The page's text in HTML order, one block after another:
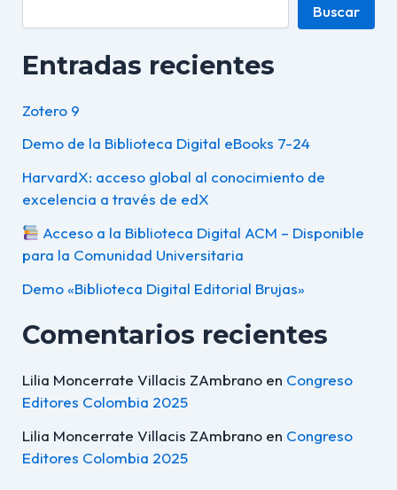
Buscar
Entradas recientes
Zotero 9
Demo de la Biblioteca Digital eBooks 7-24
HarvardX: acceso global al conocimiento de
excelencia a través de edX
Acceso a la Biblioteca Digital ACM – Disponible
para la Comunidad Universitaria
Demo «Biblioteca Digital Editorial Brujas»
Comentarios recientes
Lilia Moncerrate Villacis ZAmbranoen Congreso
Editores Colombia 2025
Lilia Moncerrate Villacis ZAmbranoen Congreso
Editores Colombia 2025